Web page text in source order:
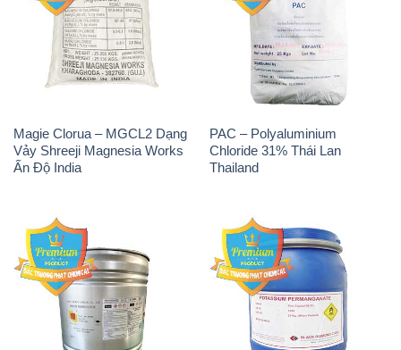
Magie Clorua – MGCL2 Dạng
Vảy Shreeji Magnesia Works
Ấn Độ India
PAC – Polyaluminium
Chloride 31% Thái Lan
Thailand